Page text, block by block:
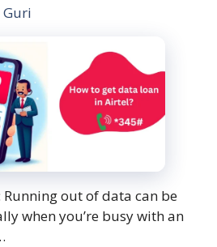
Guri
out of data can be
when you’re busy with an